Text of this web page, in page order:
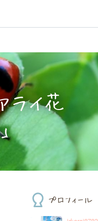
ライ花
」
プロフィール